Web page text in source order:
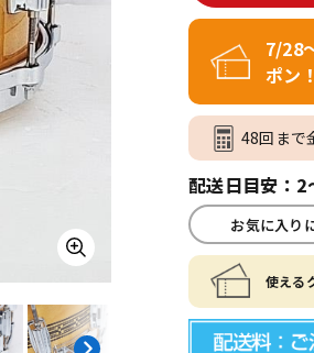
7/28
ポン
48回まで
配送日目安：
お気に入り
使える